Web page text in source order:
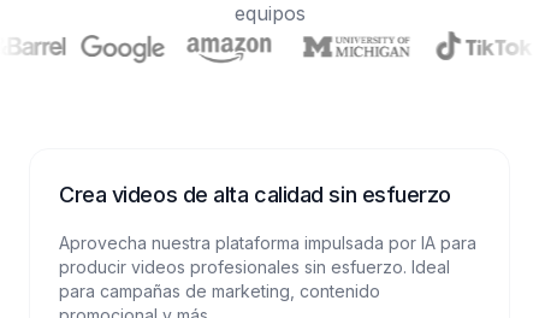
equipos
Crea videos de alta calidad sin esfuerzo
Aprovecha nuestra plataforma impulsada por IA para
producir videos profesionales sin esfuerzo. Ideal
para campañas de marketing, contenido